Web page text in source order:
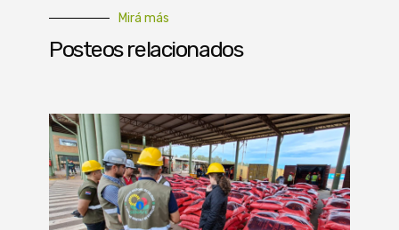
Mirá más
Posteos relacionados